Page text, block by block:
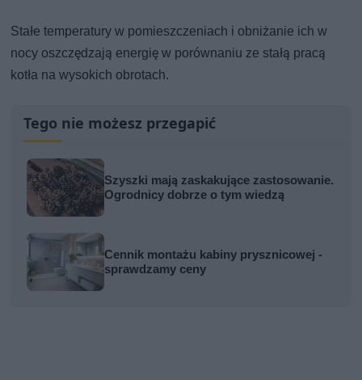
Stałe temperatury w pomieszczeniach i obniżanie ich w
nocy oszczędzają energię w porównaniu ze stałą pracą
kotła na wysokich obrotach.
Tego nie możesz przegapić
Szyszki mają zaskakujące zastosowanie.
Ogrodnicy dobrze o tym wiedzą
Cennik montażu kabiny prysznicowej -
sprawdzamy ceny